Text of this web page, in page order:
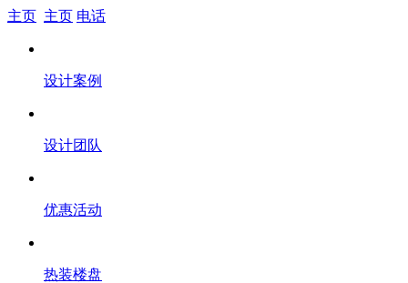
主页 主页 电话
设计案例
设计团队
优惠活动
热装楼盘